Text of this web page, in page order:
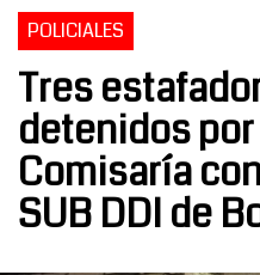
POLICIALES
Tres
detenidos
Comisaría
SUB DDI de